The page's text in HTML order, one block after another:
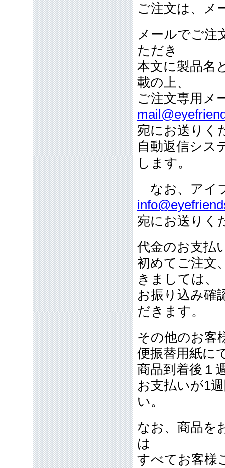
ご注文は、メ
メールでご注
ただき
本文に製品名
載の上、
ご注文専用
宛にお送りく
自動返信シス
します。
なお、アイ
宛にお送りく
代金のお支払
初めてご注文
きましては、
お振り込み確
だきます。
その他のお客
便振替用紙に
商品到着後１
お支払いが1
い。
なお、商品を
は
すべてお客様